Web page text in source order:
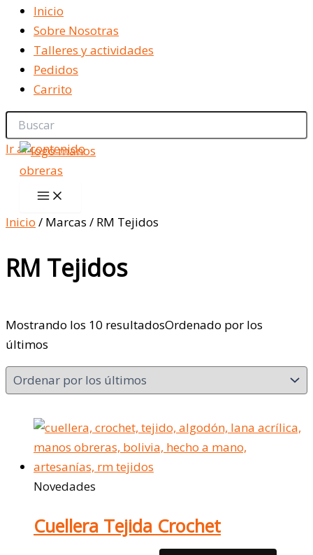
Inicio
Sobre Nosotras
Talleres y actividades
Pedidos
Carrito
Ir al contenido
Inicio / Marcas / RM Tejidos
RM Tejidos
Mostrando los 10 resultadosOrdenado por los
últimos
Novedades
Cuellera Tejida Crochet